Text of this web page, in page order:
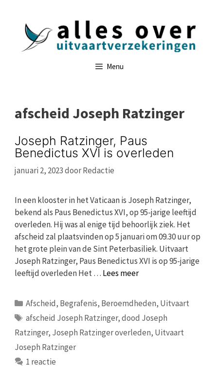
Menu
afscheid Joseph Ratzinger
Joseph Ratzinger, Paus
Benedictus XVI is overleden
januari 2, 2023doorRedactie
In een klooster in het Vaticaan is Joseph Ratzinger,
bekend als Paus Benedictus XVI, op 95-jarige leeftijd
overleden. Hij was al enige tijd behoorlijk ziek. Het
afscheid zal plaatsvinden op 5 januari om 09.30 uur op
het grote plein van de Sint Peterbasiliek. Uitvaart
Joseph Ratzinger, Paus Benedictus XVI is op 95-jarige
leeftijd overleden Het … Lees meer
Categorieën
Afscheid, Begrafenis, Beroemdheden, Uitvaart
Tags
afscheid Joseph Ratzinger,dood Joseph
Ratzinger, Joseph Ratzinger overleden, Uitvaart
Joseph Ratzinger
1 reactie